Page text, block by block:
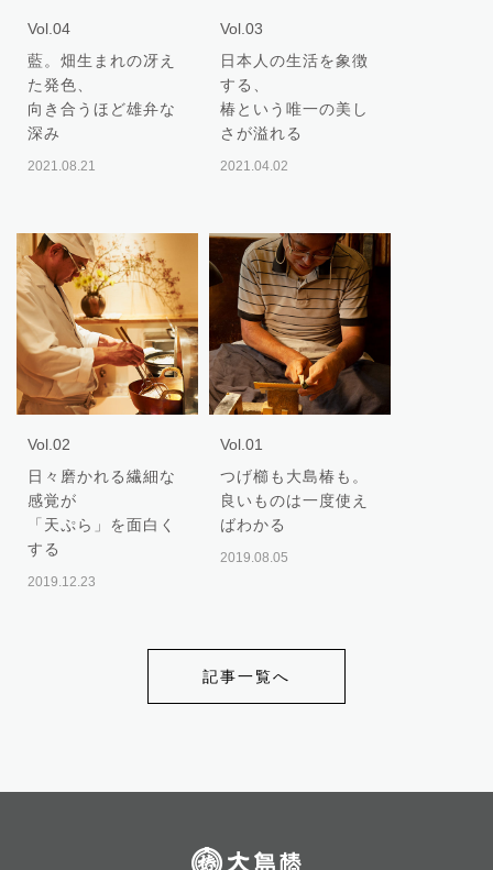
Vol.04
藍。畑生まれの冴え
た発色、
向き合うほど雄弁な
深み
2021.08.21
Vol.03
日本人の生活を象徴
する、
椿という唯一の美し
さが溢れる
2021.04.02
Vol.02
日々磨かれる繊細な
感覚が
「天ぷら」を面白く
する
2019.12.23
Vol.01
つげ櫛も大島椿も。
良いものは一度使え
ばわかる
2019.08.05
記事一覧へ